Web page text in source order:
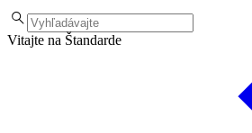
Vitajte na Štandarde